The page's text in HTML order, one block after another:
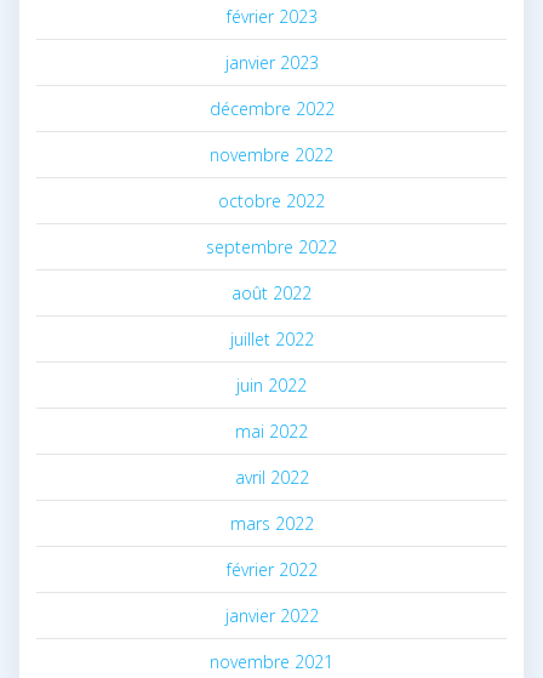
février 2023
janvier 2023
décembre 2022
novembre 2022
octobre 2022
septembre 2022
août 2022
juillet 2022
juin 2022
mai 2022
avril 2022
mars 2022
février 2022
janvier 2022
novembre 2021